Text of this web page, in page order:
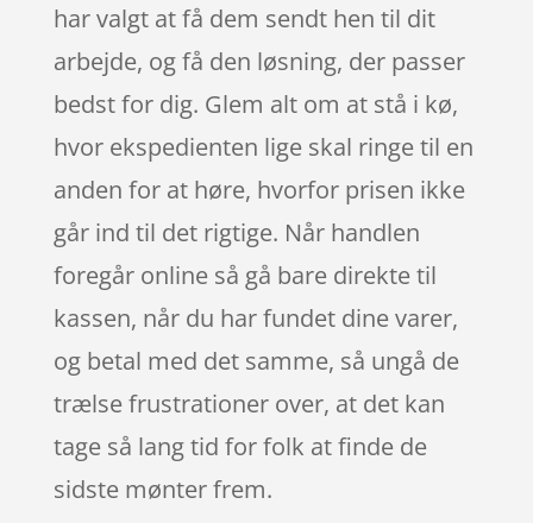
har valgt at få dem sendt hen til dit
arbejde, og få den løsning, der passer
bedst for dig. Glem alt om at stå i kø,
hvor ekspedienten lige skal ringe til en
anden for at høre, hvorfor prisen ikke
går ind til det rigtige. Når handlen
foregår online så gå bare direkte til
kassen, når du har fundet dine varer,
og betal med det samme, så ungå de
trælse frustrationer over, at det kan
tage så lang tid for folk at finde de
sidste mønter frem.